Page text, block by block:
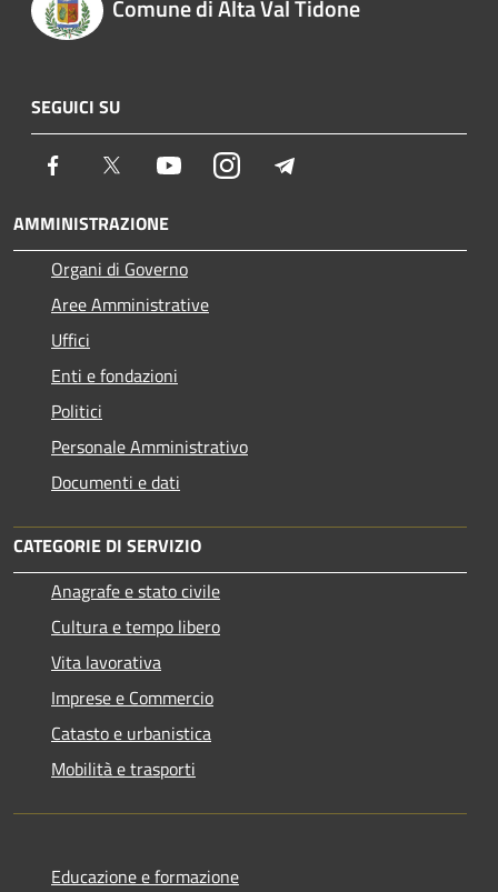
Comune di Alta Val Tidone
SEGUICI SU
Facebook Twitter YoutubeInstagram
AMMINISTRAZIONE
Organi di Governo
Aree Amministrative
Uffici
Enti e fondazioni
Politici
Personale Amministrativo
Documenti e dati
CATEGORIE DI SERVIZIO
Anagrafe e stato civile
Cultura e tempo libero
Vita lavorativa
Imprese e Commercio
Catasto e urbanistica
Mobilità e trasporti
Educazione e formazione